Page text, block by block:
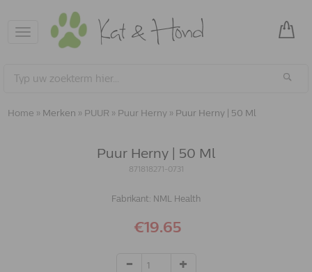
Toggle
navigation
Home » Merken » PUUR » Puur Herny » Puur Herny | 50 Ml
Puur Herny | 50 Ml
871818271-0731
Fabrikant: NML Health
€19.65